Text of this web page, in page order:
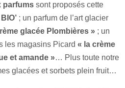
parfums sont proposés cette
; un parfum de l’art glacier
glacée Plombières » ; un
les magasins Picard « la crème
et amande »… Plus toute notre
glacées et sorbets plein fruit…